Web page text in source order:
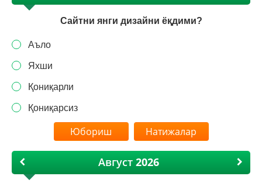
Сайтни янги дизайни ёқдими?
Аъло
Яхши
Қониқарли
Қониқарсиз
Натижалар
Август